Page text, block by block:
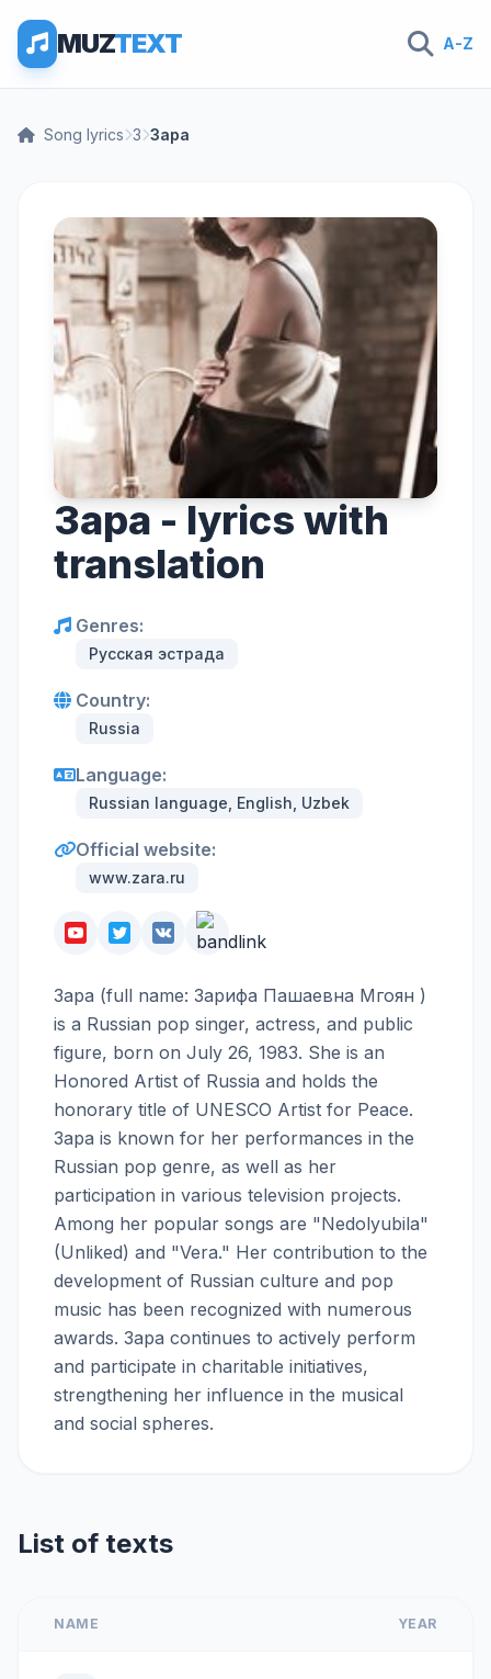
MUZTEXT A-Z
Song lyrics З Зара
Зара - lyrics with
translation
Genres:
Русская эстрада
Country:
Russia
Language:
Russian language, English, Uzbek
Official website:
www.zara.ru
Зара (full name: Зарифа Пашаевна Мгоян )
is a Russian pop singer, actress, and public
figure, born on July 26, 1983. She is an
Honored Artist of Russia and holds the
honorary title of UNESCO Artist for Peace.
Зара is known for her performances in the
Russian pop genre, as well as her
participation in various television projects.
Among her popular songs are "Nedolyubila"
(Unliked) and "Vera." Her contribution to the
development of Russian culture and pop
music has been recognized with numerous
awards. Зара continues to actively perform
and participate in charitable initiatives,
strengthening her influence in the musical
and social spheres.
List of texts
NAME YEAR